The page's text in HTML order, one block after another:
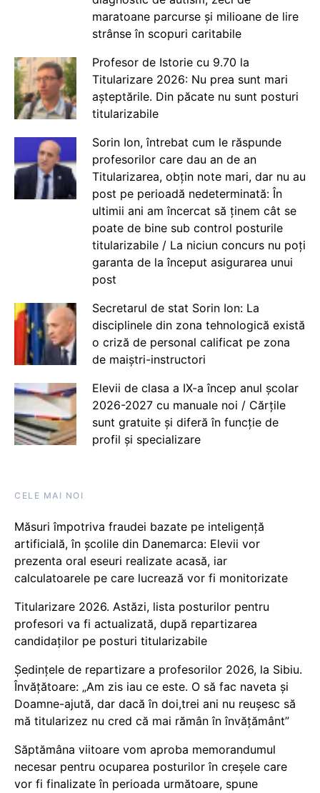
maratoane parcurse și milioane de lire
strânse în scopuri caritabile
Profesor de Istorie cu 9.70 la
Titularizare 2026: Nu prea sunt mari
așteptările. Din păcate nu sunt posturi
titularizabile
Sorin Ion, întrebat cum le răspunde
profesorilor care dau an de an
Titularizarea, obțin note mari, dar nu au
post pe perioadă nedeterminată: În
ultimii ani am încercat să ținem cât se
poate de bine sub control posturile
titularizabile / La niciun concurs nu poți
garanta de la început asigurarea unui
post
Secretarul de stat Sorin Ion: La
disciplinele din zona tehnologică există
o criză de personal calificat pe zona
de maiștri-instructori
Elevii de clasa a IX-a încep anul școlar
2026-2027 cu manuale noi / Cărțile
sunt gratuite și diferă în funcție de
profil și specializare
CELE MAI NOI
Măsuri împotriva fraudei bazate pe inteligență
artificială, în școlile din Danemarca: Elevii vor
prezenta oral eseuri realizate acasă, iar
calculatoarele pe care lucrează vor fi monitorizate
Titularizare 2026. Astăzi, lista posturilor pentru
profesori va fi actualizată, după repartizarea
candidaților pe posturi titularizabile
Ședințele de repartizare a profesorilor 2026, la Sibiu.
Învățătoare: „Am zis iau ce este. O să fac naveta și
Doamne-ajută, dar dacă în doi,trei ani nu reușesc să
mă titularizez nu cred că mai rămân în învățământ”
Săptămâna viitoare vom aproba memorandumul
necesar pentru ocuparea posturilor în creșele care
vor fi finalizate în perioada următoare, spune